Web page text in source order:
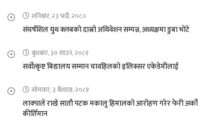
शनिबार, २३ भदौ, २०८०
संघर्षशिल युथ क्लबको दास्रो अधिवेशन सम्पन्न, अध्यक्षमा डुबा भोटे
बुधबार, ३० साउन, २०८१
सर्वोत्कृष्ट बिद्यालय सम्मान चावहिलको इलिक्सर एकेडेमीलाई
सोमवार, ३ बैशाख, २०८१
लाक्पाले राखे सातौ पटक मकालु हिमालको आरोहण गरेर फेरी अर्को
कीर्तिमान